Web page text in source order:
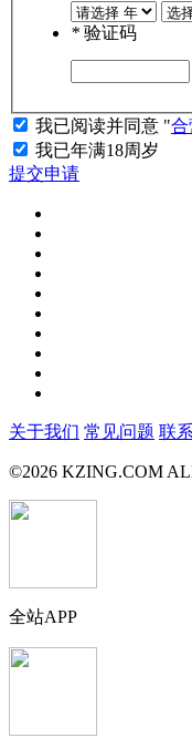
* 验证码
我已阅读并同意 "合
我已年满18周岁
提交申请
关于我们 常见问题 联
©2026 KZING.COM
全站APP